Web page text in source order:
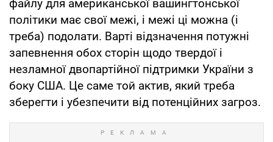
файлу для американської вашингтонської
політики має свої межі, і межі ці можна (і
треба) подолати. Варті відзначення потужні
запевнення обох сторін щодо твердої і
незламної двопартійної підтримки України з
боку США. Це саме той актив, який треба
зберегти і убезпечити від потенційних загроз.